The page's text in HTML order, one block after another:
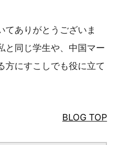
てありがとうございま
と同じ学生や、中国マー
方にすこしでも役に立て
BLOG TOP